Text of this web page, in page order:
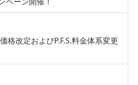
格改定およびP.F.S.料金体系変更